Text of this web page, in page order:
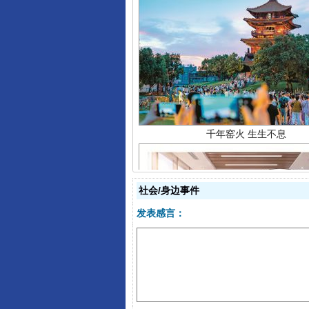
千年窑火 生生不息
社会/身边事件
发表感言：